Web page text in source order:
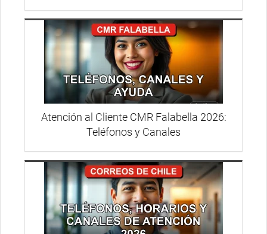
Atención al Cliente CMR Falabella 2026:
Teléfonos y Canales